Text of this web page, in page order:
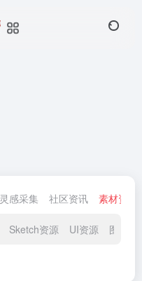
灵感采集 社区资讯 素材资源
Sketch资源 UI资源 图标素